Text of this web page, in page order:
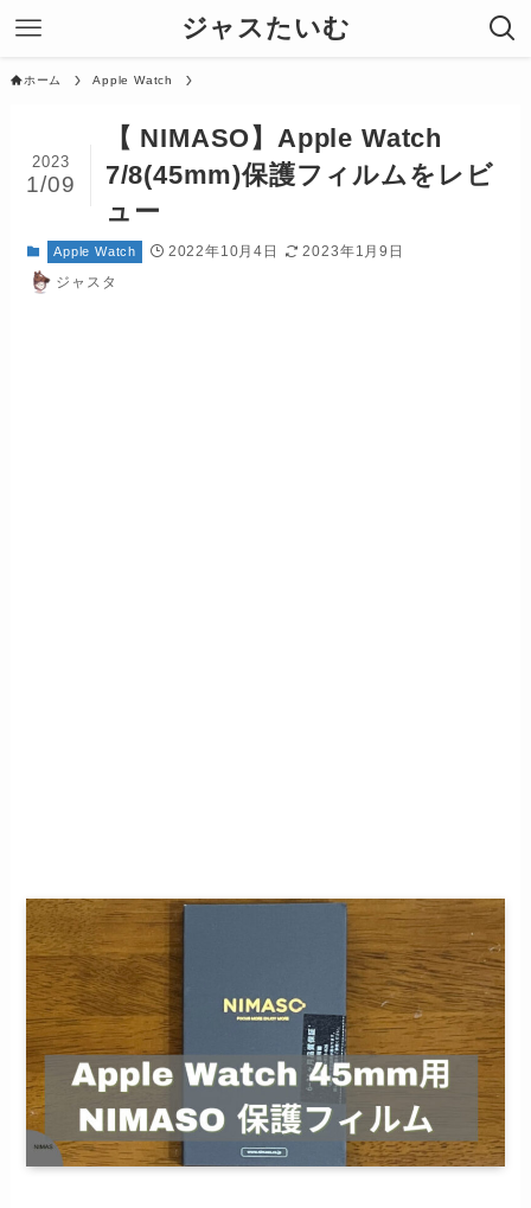
ジャスたいむ
ホーム Apple Watch
【 NIMASO】Apple Watch
7/8(45mm)保護フィルムをレビ
ュー
2023
1/09
Apple Watch 2022年10月4日
2023年1月9日
ジャスタ